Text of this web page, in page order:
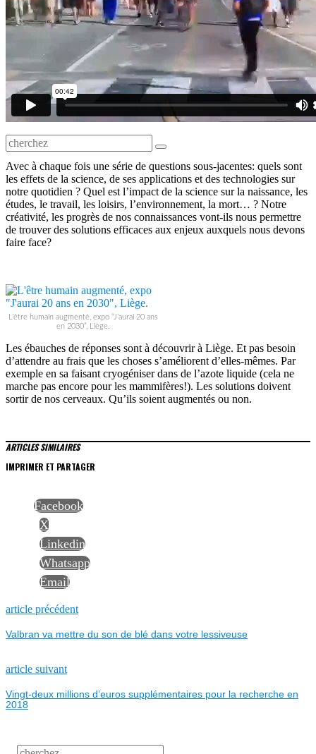
FOURNIER-MAJOIE
BRUXELLES-CAPITALE
WALLONIE-BRUXELLES
INTERNATIONAL
WALLONIE
Avec à chaque fois une série de questions sous-jacentes: quels sont
les effets de la science, de ses applications et des technologies sur
notre quotidien ? Quel est l’impact de la science sur la naissance, les
études, le travail, les loisirs, l’environnement, la mort… ? Notre
créativité, les progrès de nos connaissances vont-ils nous permettre
de trouver des solutions efficaces aux enjeux auxquels nous devons
faire face?
L’être humain augmenté, expo “J’aurai 20 ans
en 2030”, Liège.
Les ébauches de réponses sont à découvrir à Liège. Et pas besoin
d’attendre au frais que les choses s’améliorent d’elles-mêmes. Par
exemple en sa faisant cryogéniser dans de l’azote liquide (cela ne
marche pas encore pour les mammifères!). Les solutions doivent
sortir de nos cerveaux. Qu’ils soient augmentés ou non.
ARTICLES SIMILAIRES
IMPRIMER ET PARTAGER
Facebook
X
Linkedin
Whatsapp
Email
NAVIGATION
DE
L’ARTICLE
article précédentPrevious
Valbran va mettre du son de blé dans votre lessiveuse
article suivantNext
Vingt-deux millions d’euros supplémentaires pour la recherche en
2018